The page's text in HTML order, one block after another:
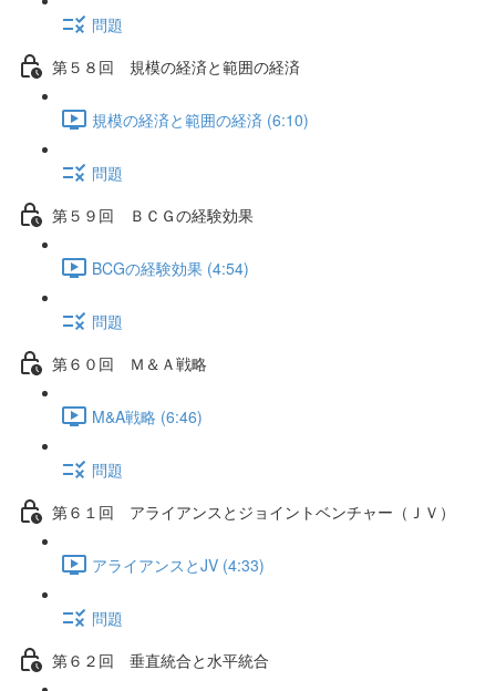
問題
第５８回 規模の経済と範囲の経済
規模の経済と範囲の経済 (6:10)
問題
第５９回 ＢＣＧの経験効果
BCGの経験効果 (4:54)
問題
第６０回 Ｍ＆Ａ戦略
M&A戦略 (6:46)
問題
第６１回 アライアンスとジョイントベンチャー（ＪＶ）
アライアンスとJV (4:33)
問題
第６２回 垂直統合と水平統合